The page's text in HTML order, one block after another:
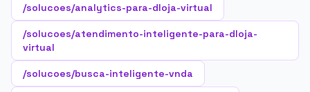
/solucoes/analytics-para-dloja-virtual
/solucoes/atendimento-inteligente-para-dloja-
virtual
/solucoes/busca-inteligente-vnda